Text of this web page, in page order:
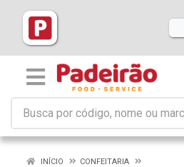
INÍCIO
CONFEITARIA